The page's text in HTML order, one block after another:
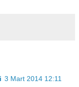
3 Mart 2014 12:11